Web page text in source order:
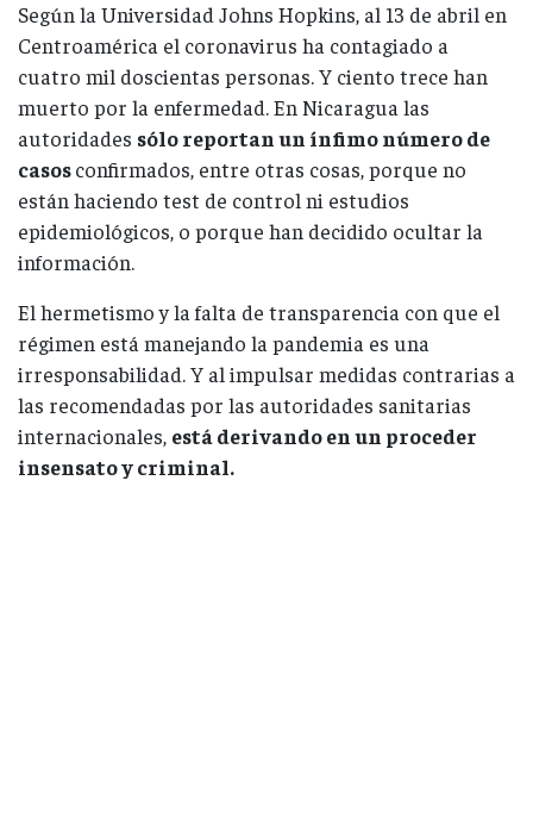
Según la Universidad Johns Hopkins, al 13 de abril en
Centroamérica el coronavirus ha contagiado a
cuatro mil doscientas personas. Y ciento trece han
muerto por la enfermedad. En Nicaragua las
autoridades sólo reportan un ínfimo número de
casosconfirmados, entre otras cosas, porque no
están haciendo test de control ni estudios
epidemiológicos, o porque han decidido ocultar la
información.
El hermetismo y la falta de transparencia con que el
régimen está manejando la pandemia es una
irresponsabilidad. Y al impulsar medidas contrarias a
las recomendadas por las autoridades sanitarias
internacionales, está derivando en un proceder
insensato y criminal.